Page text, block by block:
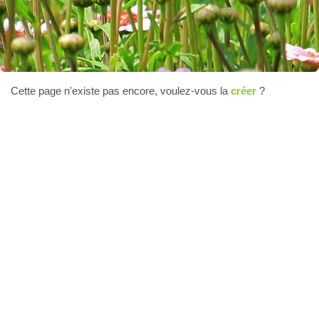
Cette page n'existe pas encore, voulez-vous la créer ?